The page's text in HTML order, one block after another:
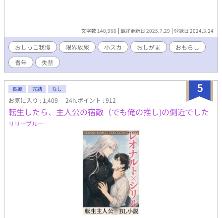
文字数 140,966 最終更新日 2025.7.29 登録日 2024.3.24
おしっこ我慢 限界放尿 小スカ おしがま
おもらし
青年
失禁
5
長編 完結 なし
お気に入り : 1,409 24h.ポイント : 912
転生したら、主人公の宿敵（でも俺の推し)の側近でした
リリーブルー